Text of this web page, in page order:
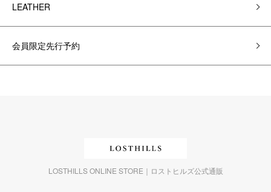
LEATHER
会員限定先行予約
LOSTHILLS ONLINE STORE｜ロストヒルズ公式通販